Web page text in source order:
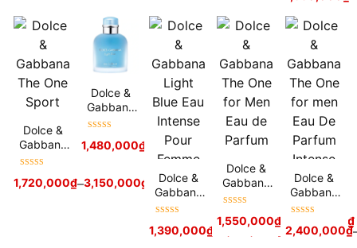
Dolce &
Gabbana
The One
hạng5sao
1,720,000₫–3,150,000₫
Dolce &
Gabbana
Light Blue
Intense
Homme
hạng5sao
1,480,000₫ 2,280,000
Dolce &
Gabbana
Light Blue
Intense
hạng5sao
1,390,000₫ 2,150,000₫
Dolce &
Gabbana
The One
Eau de
Parfum
hạng5sao
1,550,000₫ – ₫
Dolce &
Gabbana
The One
Eau De
hạng5sao
2,400,000₫